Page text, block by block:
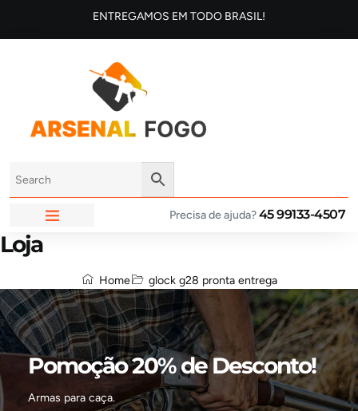
ENTREGAMOS EM TODO BRASIL!
Precisa de ajuda?45 99133-4507
Loja
Home glock g28 pronta entrega
Pomoção 20% de Desconto!
Armas para caça.